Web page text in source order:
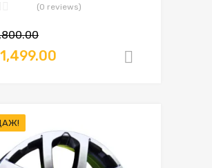
(0 reviews)